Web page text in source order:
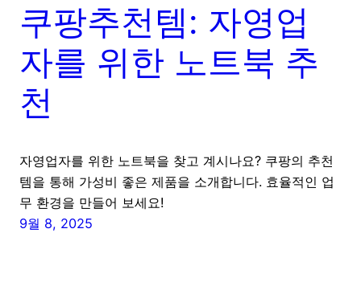
쿠팡추천템: 자영업
자를 위한 노트북 추
천
자영업자를 위한 노트북을 찾고 계시나요? 쿠팡의 추천
템을 통해 가성비 좋은 제품을 소개합니다. 효율적인 업
무 환경을 만들어 보세요!
9월 8, 2025